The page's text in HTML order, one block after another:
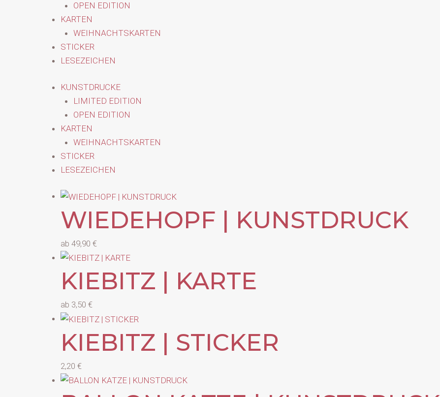
OPEN EDITION
KARTEN
WEIHNACHTSKARTEN
STICKER
LESEZEICHEN
KUNSTDRUCKE
LIMITED EDITION
OPEN EDITION
KARTEN
WEIHNACHTSKARTEN
STICKER
LESEZEICHEN
WIEDEHOPF | KUNSTDRUCK
ab 49,90 €
KIEBITZ | KARTE
ab 3,50 €
KIEBITZ | STICKER
2,20 €